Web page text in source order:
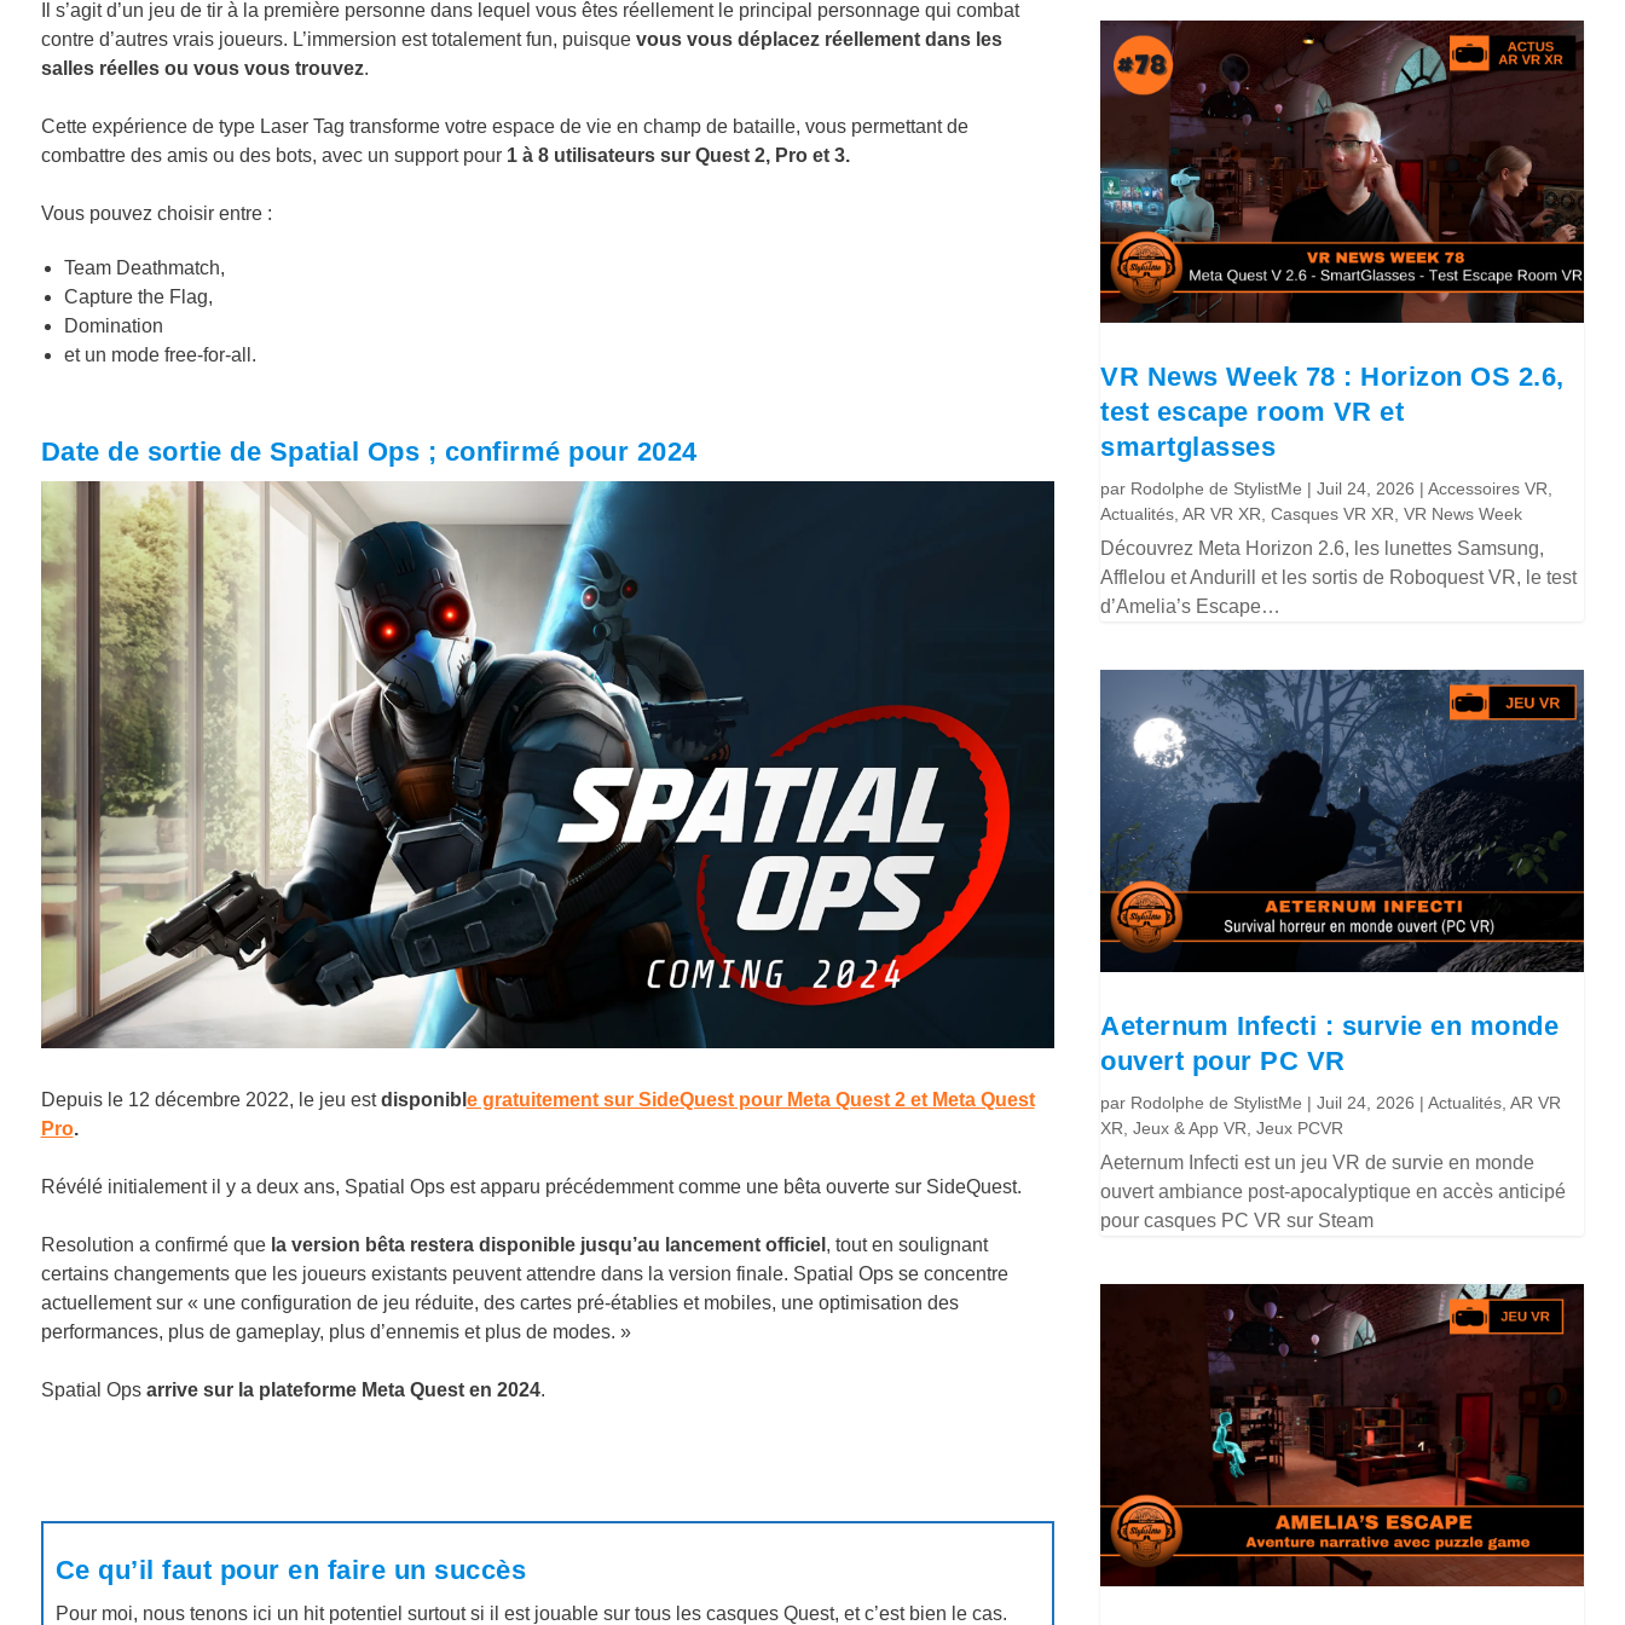
Il s’agit d’un jeu de tir à la première personne dans lequel vous êtes réellement le principal personnage qui combat
contre d’autres vrais joueurs. L’immersion est totalement fun, puisque vous vous déplacez réellement dans les
salles réelles ou vous vous trouvez.
Cette expérience de type Laser Tag transforme votre espace de vie en champ de bataille, vous permettant de
combattre des amis ou des bots, avec un support pour 1 à 8 utilisateurs sur Quest 2, Pro et 3.
Vous pouvez choisir entre :
Team Deathmatch,
Capture the Flag,
Domination
et un mode free-for-all.
Date de sortie de Spatial Ops ; confirmé pour 2024
Depuis le 12 décembre 2022, le jeu estdisponibl e gratuitement sur SideQuest pour Meta Quest 2 et Meta Quest
Pro.
Révélé initialement il y a deux ans, Spatial Ops est apparu précédemment comme une bêta ouverte sur SideQuest.
Resolution a confirmé que la version bêta restera disponible jusqu’au lancement officiel , tout en soulignant
certains changements que les joueurs existants peuvent attendre dans la version finale. Spatial Ops se concentre
actuellement sur « une configuration de jeu réduite, des cartes pré-établies et mobiles, une optimisation des
performances, plus de gameplay, plus d’ennemis et plus de modes. »
Spatial Ops arrive sur la plateforme Meta Quest en 2024.
Ce qu’il faut pour en faire un succès
Pour moi, nous tenons ici un hit potentiel surtout si il est jouable sur tous les casques Quest, et c’est bien le cas.
VR News Week 78 : Horizon OS 2.6,
test escape room VR et
smartglasses
par Rodolphe de StylistMe |Juil 24, 2026 |Accessoires VR
Actualités ,AR VR XR ,Casques VR XR ,VR News Week
Découvrez Meta Horizon 2.6, les lunettes Samsung,
Afflelou et Andurill et les sortis de Roboquest VR, le test
d’Amelia’s Escape…
Aeternum Infecti : survie en monde
ouvert pour PC VR
par Rodolphe de StylistMe |Juil 24, 2026 |Actualités ,AR VR
XR ,Jeux & App VR ,Jeux PCVR
Aeternum Infecti est un jeu VR de survie en monde
ouvert ambiance post-apocalyptique en accès anticipé
pour casques PC VR sur Steam